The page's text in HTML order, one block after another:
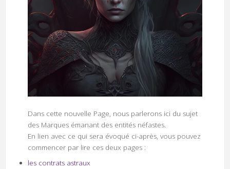
Dans cette nouvelle Page, nous parlerons ici du sujet
des Marques émanant des entités néfastes.
En lien avec ce qui sera évoqué ci-après, vous pouvez
commencer par lire ces deux pages :
les contrats astraux